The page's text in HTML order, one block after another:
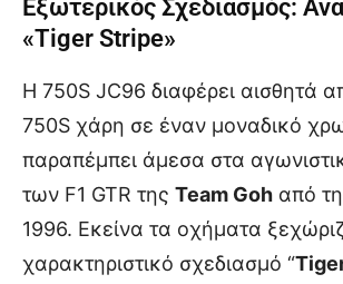
Εξωτερικός Σχεδιασμός:
«Tiger Stripe»
Η 750S JC96 διαφέρει αισθητά
750S χάρη σε έναν μοναδικό
παραπέμπει άμεσα στα
των F1 GTR της Team Goh από
1996. Εκείνα τα οχήματα
χαρακτηριστικό σχεδιασμό “